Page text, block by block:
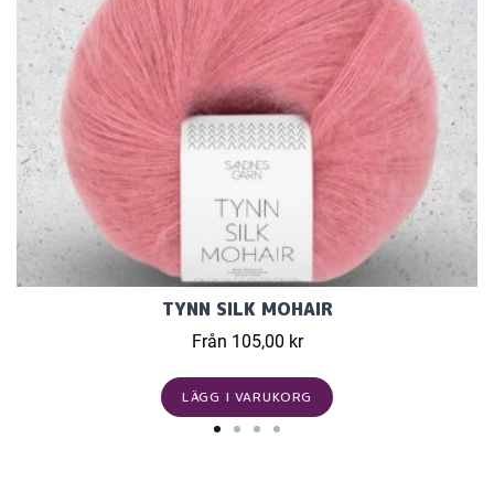
TYNN SILK MOHAIR
Från 105,00 kr
LÄGG I VARUKORG